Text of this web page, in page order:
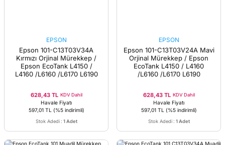
EPSON
Epson 101-C13T03V34A
Kırmızı Orjinal Mürekkep /
Epson EcoTank L4150 /
L4160 /L6160 /L6170 L6190
628,43 TL KDV Dahil
Havale Fiyatı
597,01 TL
(%5 indirimli)
Stok Adedi : 1 Adet
EPSON
Epson 101-C13T03V24A Mavi
Orjinal Mürekkep / Epson
EcoTank L4150 / L4160
/L6160 /L6170 L6190
628,43 TL KDV Dahil
Havale Fiyatı
597,01 TL
(%5 indirimli)
Stok Adedi : 1 Adet